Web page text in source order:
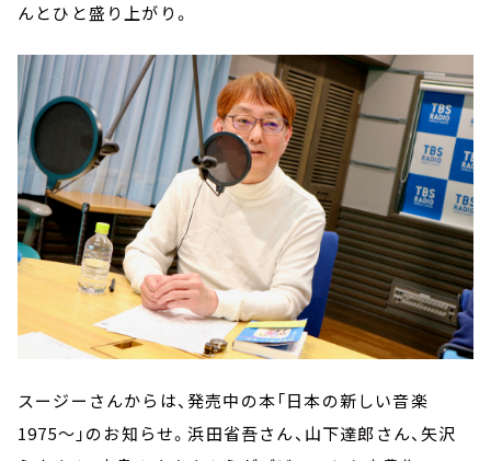
んとひと盛り上がり。
スージーさんからは、発売中の本「日本の新しい音楽
1975～」のお知らせ。浜田省吾さん、山下達郎さん、矢沢